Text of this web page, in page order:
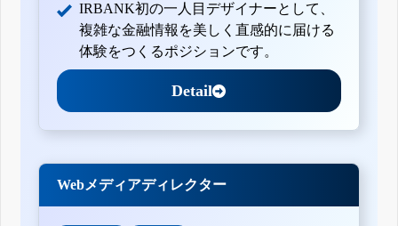
IRBANK初の一人目デザイナーとして、
複雑な金融情報を美しく直感的に届ける
体験をつくるポジションです。
Detail
Webメディアディレクター